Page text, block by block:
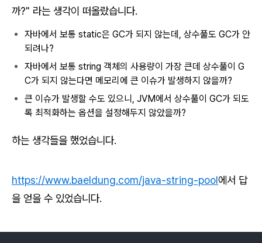
까?" 라는 생각이 떠올랐습니다.
자바에서 보통 static은 GC가 되지 않는데, 상수풀도 GC가 안
되려나?
자바에서 보통 string 객체의 사용량이 가장 큰데 상수풀이 G
C가 되지 않는다면 메모리에 큰 이슈가 발생하지 않을까?
큰 이슈가 발생할 수도 있으니, JVM에서 상수풀이 GC가 되도
록 최적화하는 옵션을 설정해두지 않았을까?
하는 생각들을 했었습니다.
https://www.baeldung.com/java-string-pool에서 답
을 얻을 수 있었습니다.